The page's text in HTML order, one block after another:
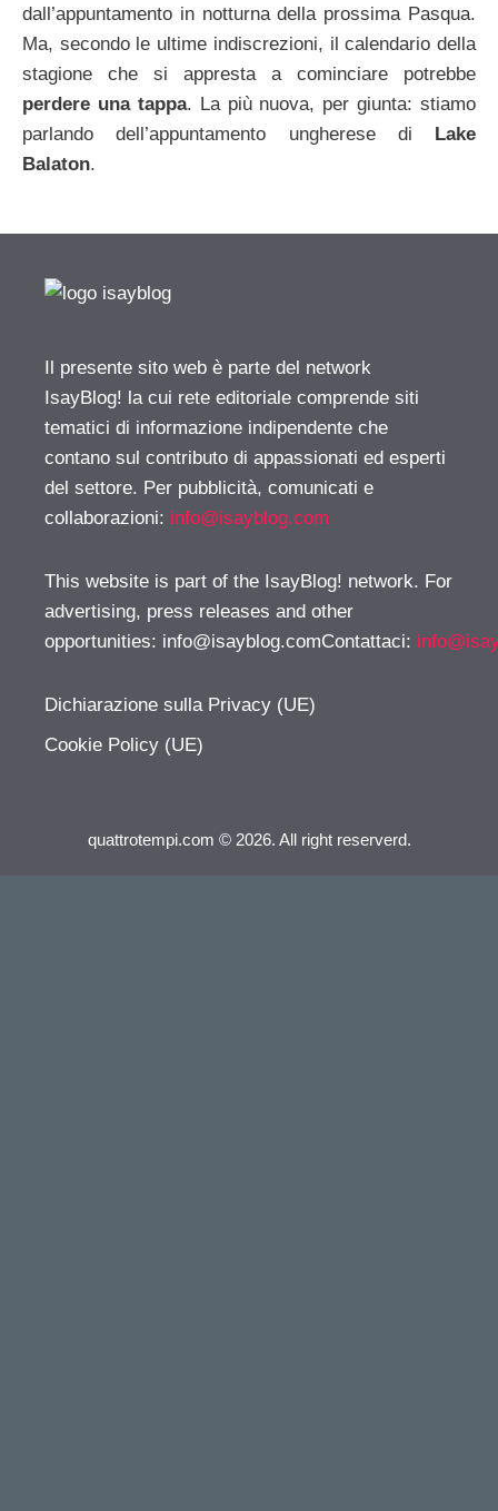
dall’appuntamento in notturna della prossima Pasqua.
Ma, secondo le ultime indiscrezioni, il calendario della
stagione che si appresta a cominciare potrebbe
perdere una tappa. La più nuova, per giunta: stiamo
parlando dell’appuntamento ungherese di Lake
Balaton.
Il presente sito web è parte del network
IsayBlog! la cui rete editoriale comprende siti
tematici di informazione indipendente che
contano sul contributo di appassionati ed esperti
del settore. Per pubblicità, comunicati e
collaborazioni: info@isayblog.com
This website is part of the IsayBlog! network. For
advertising, press releases and other
opportunities: info@isayblog.comContattaci:
Dichiarazione sulla Privacy (UE)
Cookie Policy (UE)
quattrotempi.com © 2026. All right reserverd.